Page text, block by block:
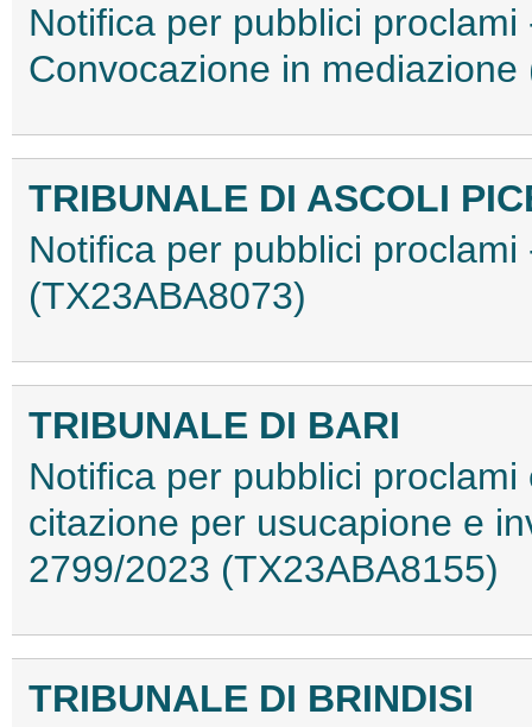
Notifica per pubblici
Convocazione in
TRIBUNALE DI ASCOLI
Notifica per pubblici
(TX23ABA8073)
TRIBUNALE DI BARI
Notifica per pubblici
citazione per usucapione e
2799/2023 (TX23ABA8155)
TRIBUNALE DI BRINDISI